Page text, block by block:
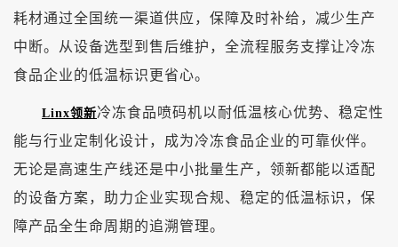
耗材通过全国统一渠道供应，保障及时补给，减少生产
中断。从设备选型到售后维护，全流程服务支撑让冷冻
食品企业的低温标识更省心。
Linx领新冷冻食品喷码机以耐低温核心优势、稳定性
能与行业定制化设计，成为冷冻食品企业的可靠伙伴。
无论是高速生产线还是中小批量生产，领新都能以适配
的设备方案，助力企业实现合规、稳定的低温标识，保
障产品全生命周期的追溯管理。